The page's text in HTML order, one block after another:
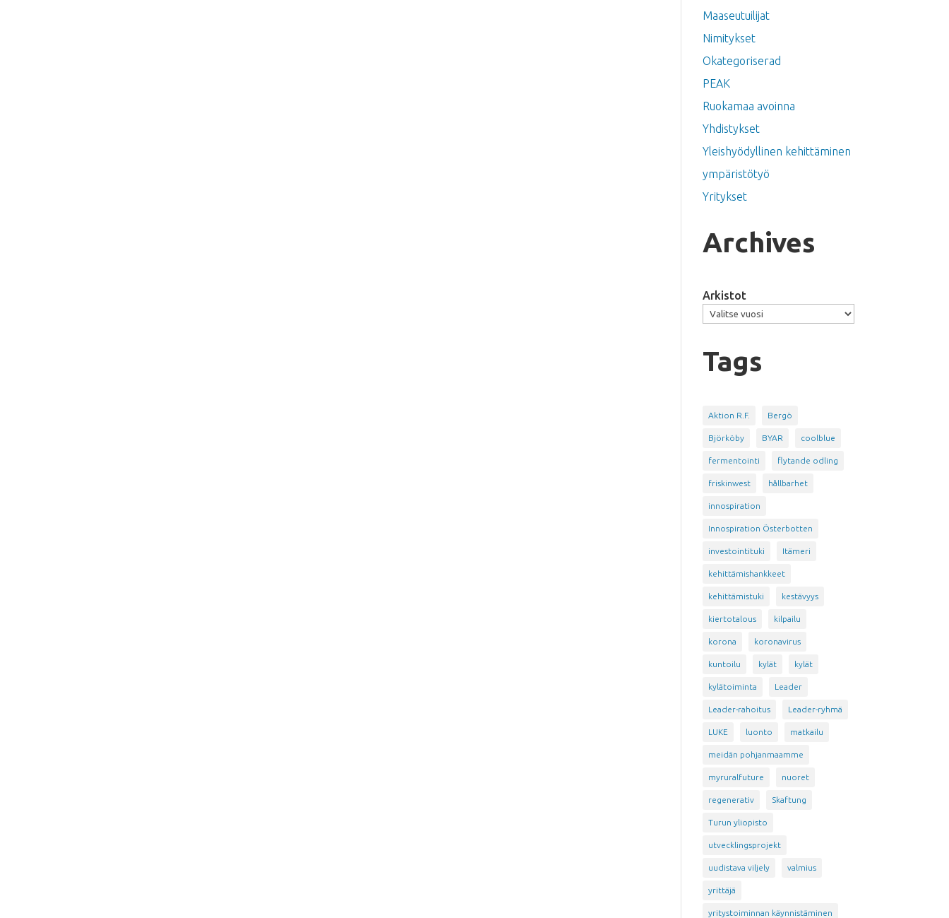
Maaseutuilijat
Nimitykset
Okategoriserad
PEAK
Ruokamaa avoinna
Yhdistykset
Yleishyödyllinen kehittäminen
ympäristötyö
Yritykset
Archives
Arkistot
Tags
Aktion R.F. Bergö
Björköby BYAR coolblue
fermentointi flytande odling
friskinwest hållbarhet
innospiration
Innospiration Österbotten
investointituki Itämeri
kehittämishankkeet
kehittämistuki kestävyys
kiertotalous kilpailu
korona koronavirus
kuntoilu kylät kylät
kylätoiminta Leader
Leader-rahoitus Leader-ryhmä
LUKE luonto matkailu
meidän pohjanmaamme
myruralfuture nuoret
regenerativ Skaftung
Turun yliopisto
utvecklingsprojekt
uudistava viljely valmius
yrittäjä
yritystoiminnan käynnistäminen